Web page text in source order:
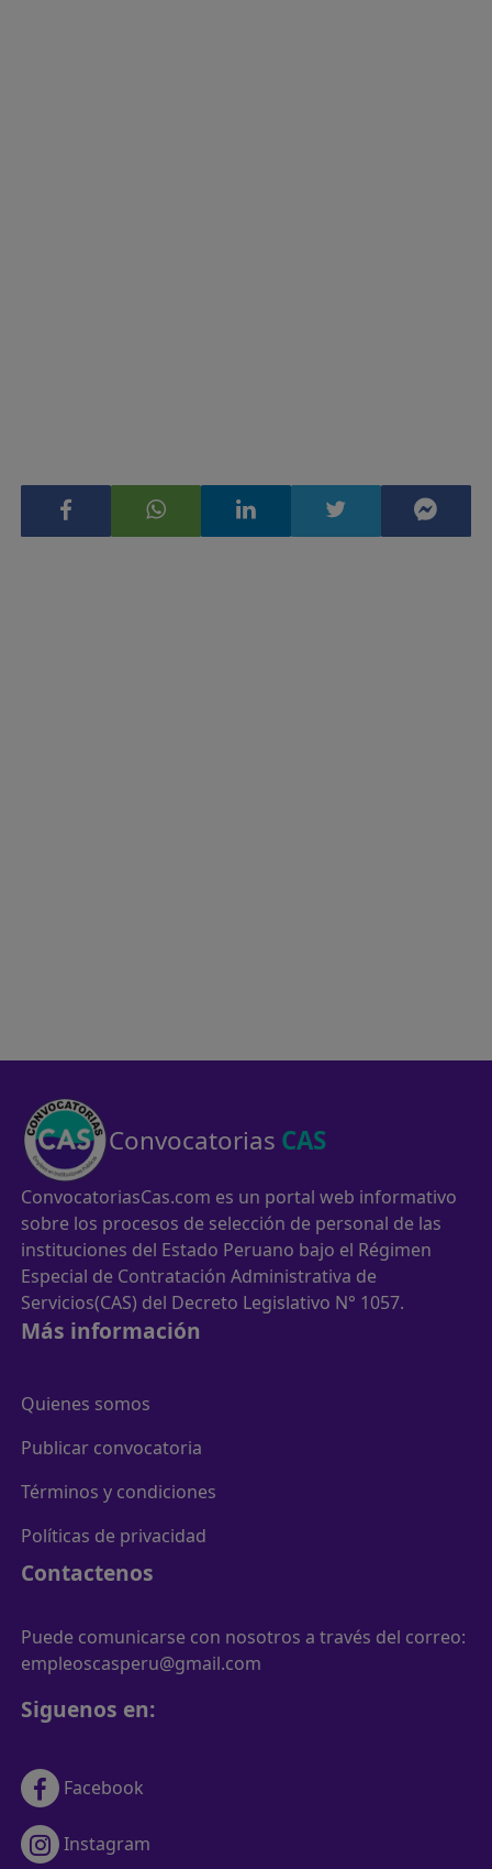
Convocatorias CAS
ConvocatoriasCas.com es un portal web informativo
sobre los procesos de selección de personal de las
instituciones del Estado Peruano bajo el Régimen
Especial de Contratación Administrativa de
Servicios(CAS) del Decreto Legislativo N° 1057.
Más información
Quienes somos
Publicar convocatoria
Términos y condiciones
Políticas de privacidad
Contactenos
Puede comunicarse con nosotros a través del correo:
empleoscasperu@gmail.com
Siguenos en:
Facebook
Instagram